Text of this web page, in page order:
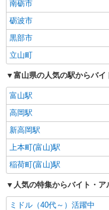
南砺市
砺波市
黒部市
立山町
富山県の人気の駅からバ
富山駅
高岡駅
新高岡駅
上本町(富山)駅
稲荷町(富山)駅
人気の特集からバイト・
ミドル（40代～）活躍中